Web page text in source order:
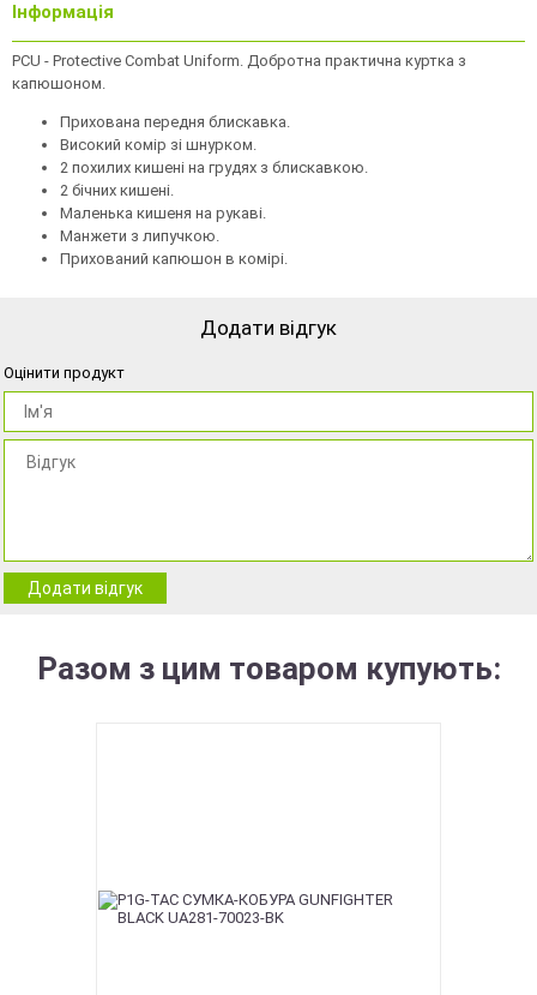
Інформація
PCU - Protective Combat Uniform. Добротна практична куртка з
капюшоном.
Прихована передня блискавка.
Високий комір зі шнурком.
2 похилих кишені на грудях з блискавкою.
2 бічних кишені.
Маленька кишеня на рукаві.
Манжети з липучкою.
Прихований капюшон в комірі.
Додати відгук
Оцінити продукт
Додати відгук
Разом з цим товаром купують: